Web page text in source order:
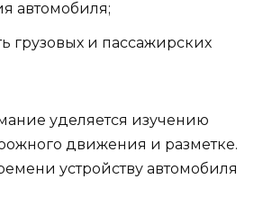
автомобиля;
грузовых и пассажирских
уделяется изучению
движения и разметке.
устройству автомобиля